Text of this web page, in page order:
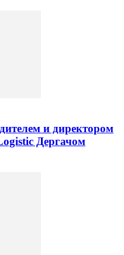
и директором
Дергачом